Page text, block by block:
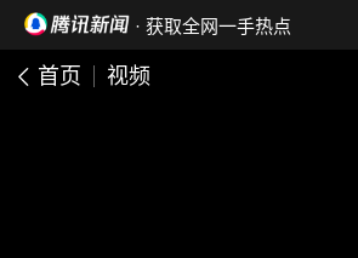
· 获取全网一手热点
首页 视频